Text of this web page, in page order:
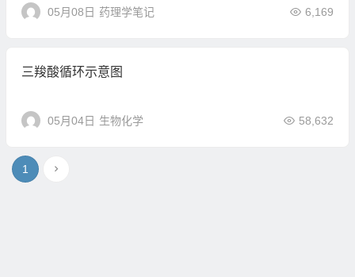
05月08日 药理学笔记 6,169
三羧酸循环示意图
05月04日 生物化学 58,632
1